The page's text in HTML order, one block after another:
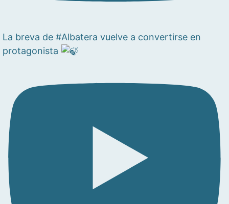
La breva de #Albatera vuelve a convertirse en
protagonista